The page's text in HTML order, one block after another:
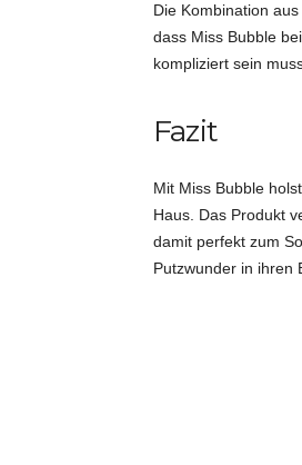
Die Kombination
dass Miss Bubble
kompliziert sein
Fazit
Mit Miss Bubble
Haus. Das Produkt
damit perfekt zum
Putzwunder in ihren